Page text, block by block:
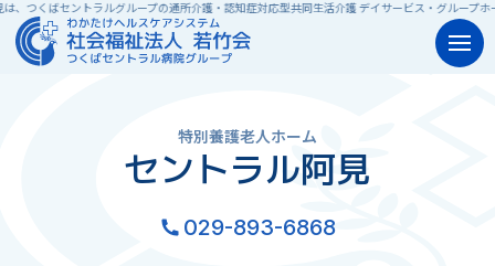
ントラルグループの通所介護・認知症対応型共同生活介護 デイサービス・グループホームです。
特別養護老人ホーム
セントラル阿見
029-893-6868